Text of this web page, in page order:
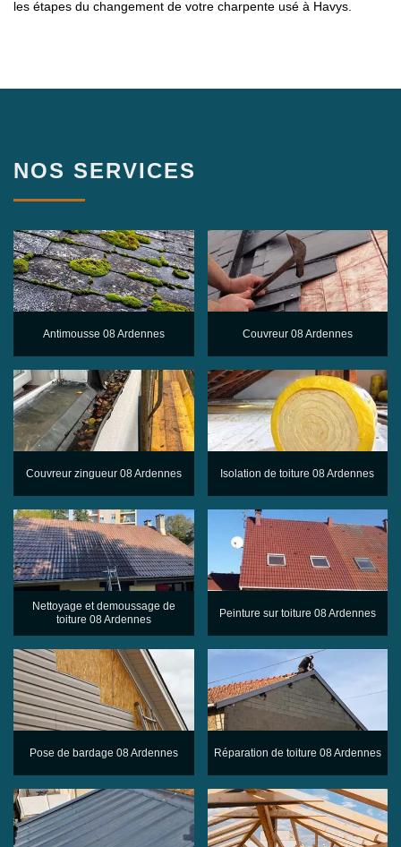
les étapes du changement de votre charpente usé à Havys.
NOS SERVICES
Antimousse 08 Ardennes Couvreur 08 Ardennes
Couvreur zingueur 08 Ardennes Isolation de toiture 08 Ardennes
Nettoyage et demoussage de
toiture 08 Ardennes
Peinture sur toiture 08 Ardennes
Pose de bardage 08 Ardennes Réparation de toiture 08 Ardennes